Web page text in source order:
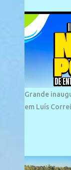
plana e
extensão,
km de
suaves devido
que não
apresentando
geográfico.
praia leva
vizinhos. O
Grande
em Luís